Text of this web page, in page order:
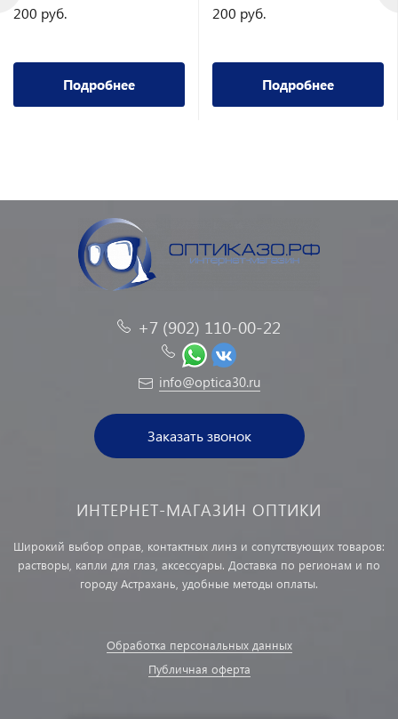
200 руб.
Подробнее
200 руб.
Подробнее
+7 (902) 110-00-22
info@optica30.ru
Заказать звонок
ИНТЕРНЕТ-МАГАЗИН ОПТИКИ
Широкий выбор оправ, контактных линз и сопутствующих товаров:
растворы, капли для глаз, аксессуары. Доставка по регионам и по
городу Астрахань, удобные методы оплаты.
Обработка персональных данных
Публичная оферта